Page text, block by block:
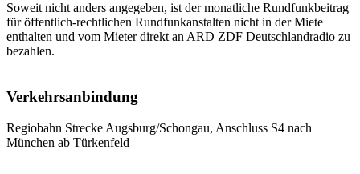
Soweit nicht anders angegeben, ist der monatliche Rundfunkbeitrag
für öffentlich-rechtlichen Rundfunkanstalten nicht in der Miete
enthalten und vom Mieter direkt an ARD ZDF Deutschlandradio zu
bezahlen.
Verkehrsanbindung
Regiobahn Strecke Augsburg/Schongau, Anschluss S4 nach
München ab Türkenfeld